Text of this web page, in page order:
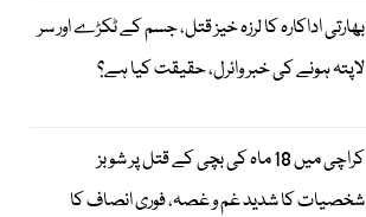
بھارتی اداکارہ کا لرزہ خیز قتل، جسم کے ٹکڑے اور سر
لاپتہ ہونے کی خبر وائرل، حقیقت کیا ہے؟
کراچی میں 18 ماہ کی بچی کے قتل پر شوبز
شخصیات کا شدید غم و غصہ، فوری انصاف کا